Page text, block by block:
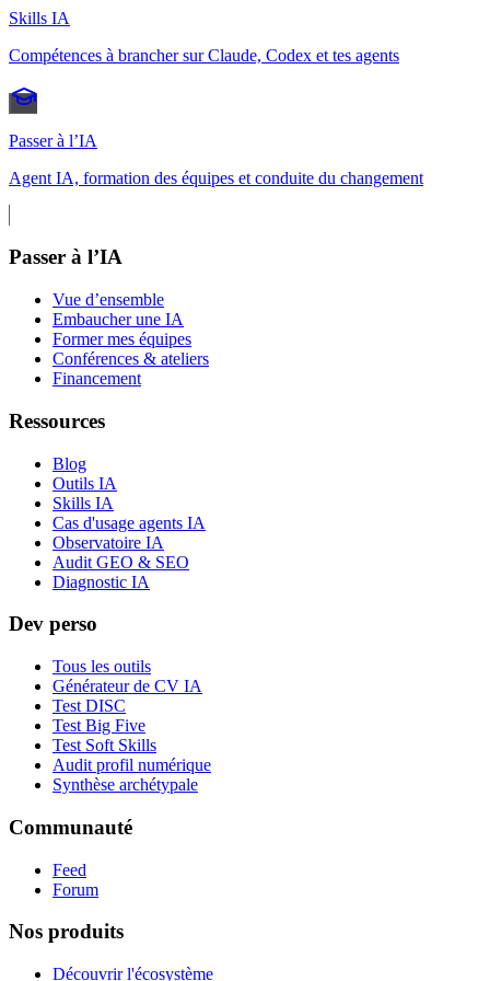
Skills IA
Compétences à brancher sur Claude, Codex et tes agents
Passer à l’IA
Agent IA, formation des équipes et conduite du changement
Passer à l’IA
Vue d’ensemble
Embaucher une IA
Former mes équipes
Conférences & ateliers
Financement
Ressources
Blog
Outils IA
Skills IA
Cas d'usage agents IA
Observatoire IA
Audit GEO & SEO
Diagnostic IA
Dev perso
Tous les outils
Générateur de CV IA
Test DISC
Test Big Five
Test Soft Skills
Audit profil numérique
Synthèse archétypale
Communauté
Feed
Forum
Nos produits
Découvrir l'écosystème